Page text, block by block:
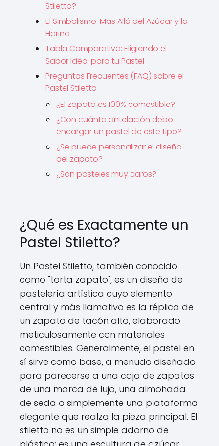
Stiletto?
El Simbolismo: Más Allá del Azúcar y la
Harina
Tabla Comparativa: Eligiendo el
Sabor Ideal para tu Pastel
Preguntas Frecuentes (FAQ) sobre el
Pastel Stiletto
¿El zapato es 100% comestible?
¿Con cuánta antelación debo
encargar un pastel de este tipo?
¿Se puede personalizar el diseño
del zapato?
¿Son pasteles muy caros?
¿Qué es Exactamente un
Pastel Stiletto?
Un Pastel Stiletto, también conocido
como "torta zapato", es un diseño de
pastelería artística cuyo elemento
central y más llamativo es la réplica de
un zapato de tacón alto, elaborado
meticulosamente con materiales
comestibles. Generalmente, el pastel en
sí sirve como base, a menudo diseñado
para parecerse a una caja de zapatos
de una marca de lujo, una almohada
de seda o simplemente una plataforma
elegante que realza la pieza principal. El
stiletto no es un simple adorno de